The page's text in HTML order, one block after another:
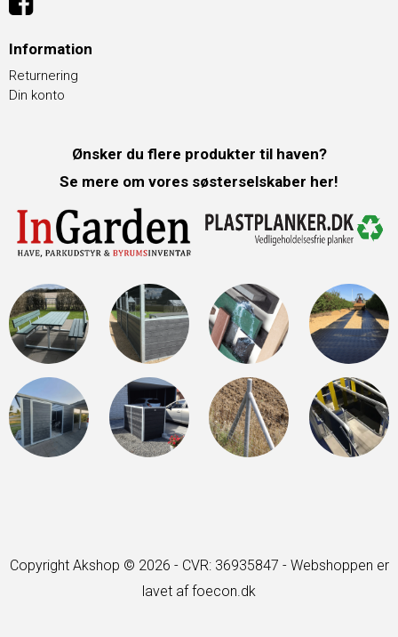
Information
Returnering
Din konto
Ønsker du flere produkter til haven?
Se mere om vores søsterselskaber her!
Copyright Akshop © 2026 - CVR: 36935847 - Webshoppen er
lavet af foecon.dk